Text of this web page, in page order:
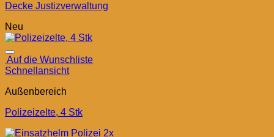
Decke Justizverwaltung
Neu
Auf die Wunschliste
Schnellansicht
Außenbereich
Polizeizelte, 4 Stk